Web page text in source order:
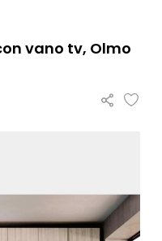
vano tv, Olmo